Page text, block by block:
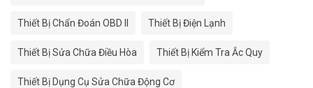
Thiết Bị Chẩn Đoán OBD II Thiết Bị Điện Lạnh
Thiết Bị Sửa Chữa Điều Hòa Thiết Bị Kiểm Tra Ắc Quy
Thiết Bị Dụng Cụ Sửa Chữa Động Cơ